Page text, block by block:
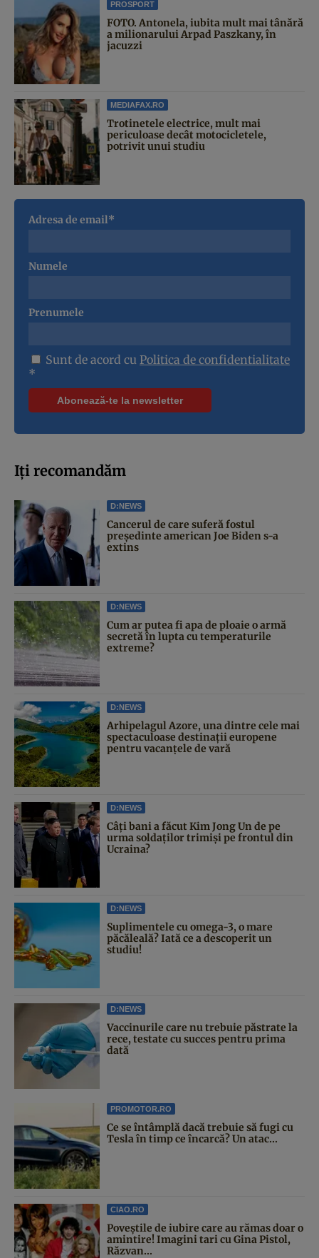
PROSPORT
FOTO. Antonela, iubita mult mai tânără
a milionarului Arpad Paszkany, în
jacuzzi
MEDIAFAX.RO
Trotinetele electrice, mult mai
periculoase decât motocicletele,
potrivit unui studiu
Adresa de email*
Numele
Prenumele
Sunt de acord cu Politica de confidentialitate
*
Iți recomandăm
D:NEWS
Cancerul de care suferă fostul
președinte american Joe Biden s-a
extins
D:NEWS
Cum ar putea fi apa de ploaie o armă
secretă în lupta cu temperaturile
extreme?
D:NEWS
Arhipelagul Azore, una dintre cele mai
spectaculoase destinații europene
pentru vacanțele de vară
D:NEWS
Câți bani a făcut Kim Jong Un de pe
urma soldaților trimiși pe frontul din
Ucraina?
D:NEWS
Suplimentele cu omega-3, o mare
păcăleală? Iată ce a descoperit un
studiu!
D:NEWS
Vaccinurile care nu trebuie păstrate la
rece, testate cu succes pentru prima
dată
PROMOTOR.RO
Ce se întâmplă dacă trebuie să fugi cu
Tesla în timp ce încarcă? Un atac...
CIAO.RO
Poveştile de iubire care au rămas doar o
amintire! Imagini tari cu Gina Pistol,
Răzvan...